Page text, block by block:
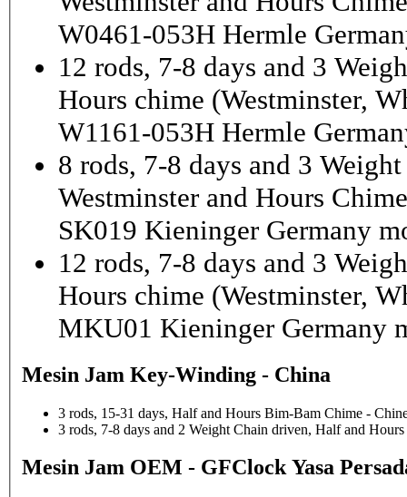
W0461-053H Hermle
12 rods, 7-8 days and 3
Hours chime (Westminster,
W1161-053H Hermle
8 rods, 7-8 days and 3
Westminster and Hours Chime
SK019 Kieninger Germany
12 rods, 7-8 days and 3
Hours chime (Westminster,
MKU01 Kieninger Germany
Mesin Jam Key-Winding - China
3 rods, 15-31 days, Half and Hours Bim-Bam Chime -
3 rods, 7-8 days and 2 Weight Chain driven, Half and
Mesin Jam OEM - GFClock Yasa